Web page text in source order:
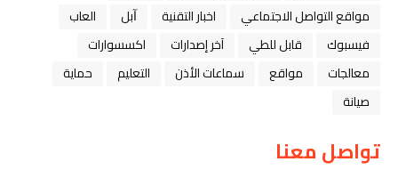
مواقع التواصل الاجتماعي
اخبار التقنية ﺁﺑﻞ
العاب
فيسبوك
قابل للطي آخر إصدارات
اكسسوارات
معالجات
مواقع سماعات الأذن التعليم
حماية
صيانة
تواصل معنا